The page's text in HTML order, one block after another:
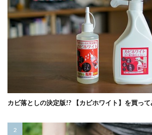
カビ落としの決定版!? 【カビホワイト】を買っ